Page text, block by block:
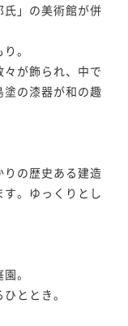
」の美術館が併
。
が飾られ、中で
の漆器が和の趣
の歴史ある建造
。ゆっくりとし
。
ととき。